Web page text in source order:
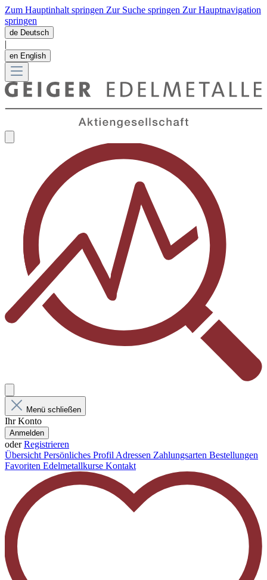
Zum Hauptinhalt springen Zur Suche springen Zur Hauptnavigation
springen
de Deutsch
|
en English
Menü schließen
Ihr Konto
Anmelden
oderRegistrieren
ÜbersichtPersönliches ProfilAdressen Zahlungsarten Bestellungen
Favoriten Edelmetallkurse Kontakt